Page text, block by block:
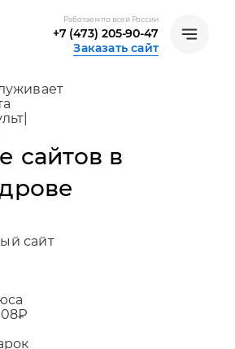
Работаем по всей России
+7 (473) 205-90-47
Заказать сайт
и помогаем
сайтов в
сайт